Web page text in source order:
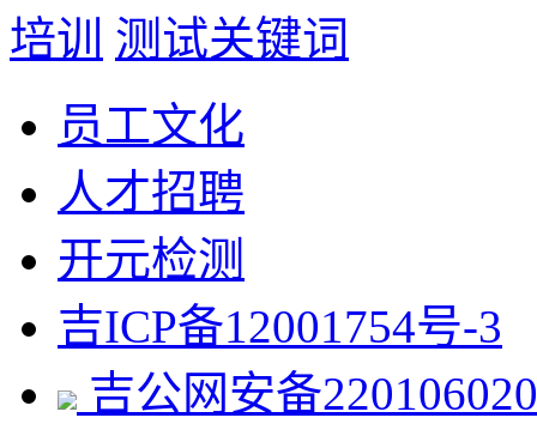
培训 测试关键词
员工文化
人才招聘
开元检测
吉ICP备12001754号-3
吉公网安备